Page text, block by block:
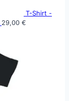
T-Shirt -
29,00 €